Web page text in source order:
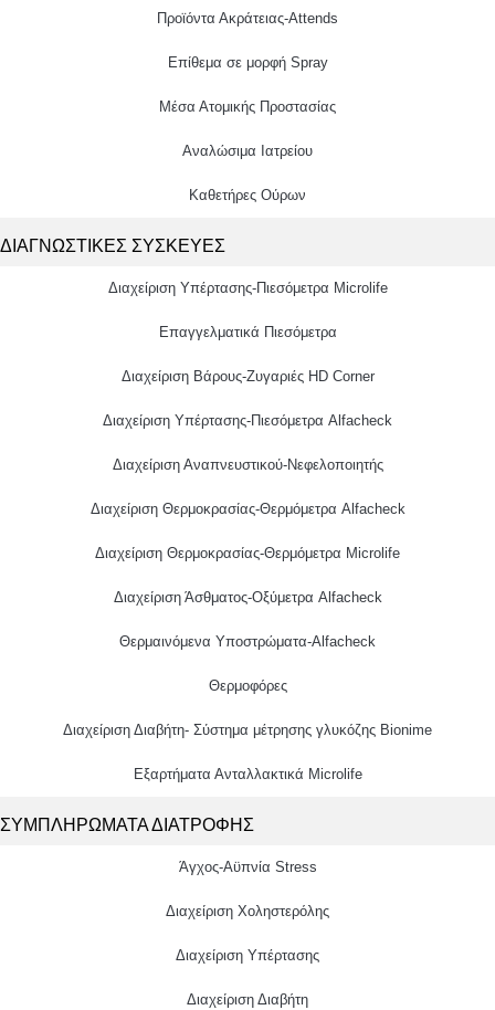
Προϊόντα Ακράτειας-Attends
Επίθεμα σε μορφή Spray
Μέσα Ατομικής Προστασίας
Αναλώσιμα Ιατρείου
Καθετήρες Ούρων
ΔΙΑΓΝΩΣΤΙΚΕΣ ΣΥΣΚΕΥΕΣ
Διαχείριση Υπέρτασης-Πιεσόμετρα Microlife
Επαγγελματικά Πιεσόμετρα
Διαχείριση Βάρους-Ζυγαριές HD Corner
Διαχείριση Υπέρτασης-Πιεσόμετρα Alfacheck
Διαχείριση Αναπνευστικού-Νεφελοποιητής
Διαχείριση Θερμοκρασίας-Θερμόμετρα Alfacheck
Διαχείριση Θερμοκρασίας-Θερμόμετρα Microlife
Διαχείριση Άσθματος-Οξύμετρα Alfacheck
Θερμαινόμενα Υποστρώματα-Alfacheck
Θερμοφόρες
Διαχείριση Διαβήτη- Σύστημα μέτρησης γλυκόζης Bionime
Εξαρτήματα Ανταλλακτικά Microlife
ΣΥΜΠΛΗΡΩΜΑΤΑ ΔΙΑΤΡΟΦΗΣ
Άγχος-Αϋπνία Stress
Διαχείριση Χοληστερόλης
Διαχείριση Υπέρτασης
Διαχείριση Διαβήτη